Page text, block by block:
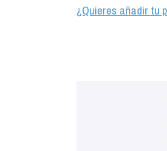
¿Quieres añadir tu